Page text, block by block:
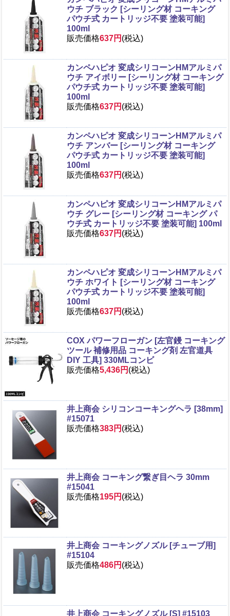
ウチ ブラック [シーリング材 コーキング
パウチ式 カートリッジ不要 塗装可能]
100ml
販売価格637円 (税込)
カンペハピオ 変成シリコーンHMアルミパ
ウチ アイボリー [シーリング材 コーキング
パウチ式 カートリッジ不要 塗装可能]
100ml
販売価格637円 (税込)
カンペハピオ 変成シリコーンHMアルミパ
ウチ アンバー [シーリング材 コーキング
パウチ式 カートリッジ不要 塗装可能]
100ml
販売価格637円 (税込)
カンペハピオ 変成シリコーンHMアルミパ
ウチ グレー [シーリング材 コーキング パ
ウチ式 カートリッジ不要 塗装可能] 100ml
販売価格637円 (税込)
カンペハピオ 変成シリコーンHMアルミパ
ウチ ホワイト [シーリング材 コーキング
パウチ式 カートリッジ不要 塗装可能]
100ml
販売価格637円 (税込)
COX パワーフローガン [左官鏝 コーキング
ツール 補修用品 コーキング剤 左官道具
DIY 工具] 330MLコンビ
販売価格5,436円 (税込)
井上商会 シリコンコーキングヘラ [38mm]
#15071
販売価格383円 (税込)
井上商会 コーキング繋ぎ目ヘラ 30mm
#15041
販売価格195円 (税込)
井上商会 コーキングノズル [チューブ用]
#15104
販売価格486円 (税込)
井上商会 コーキングノズル [S] #15103